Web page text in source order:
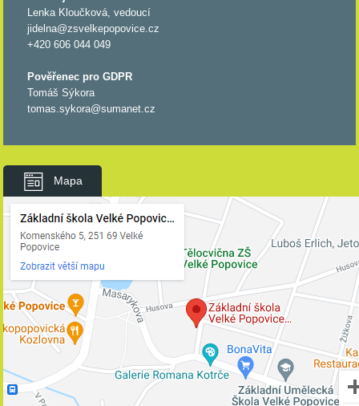
Lenka Kloučková, vedoucí
jidelna@zsvelkepopovice.cz
+420 606 044 049
Pověřenec pro GDPR
Tomáš Sýkora
tomas.sykora@sumanet.cz
Mapa